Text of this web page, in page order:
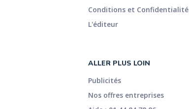
Conditions et Confidentialité
L'éditeur
ALLER PLUS LOIN
Publicités
Nos offres entreprises